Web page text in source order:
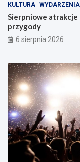
KULTURA WYDARZENIA
Sierpniowe atrakcje
przygody
6 sierpnia 2026